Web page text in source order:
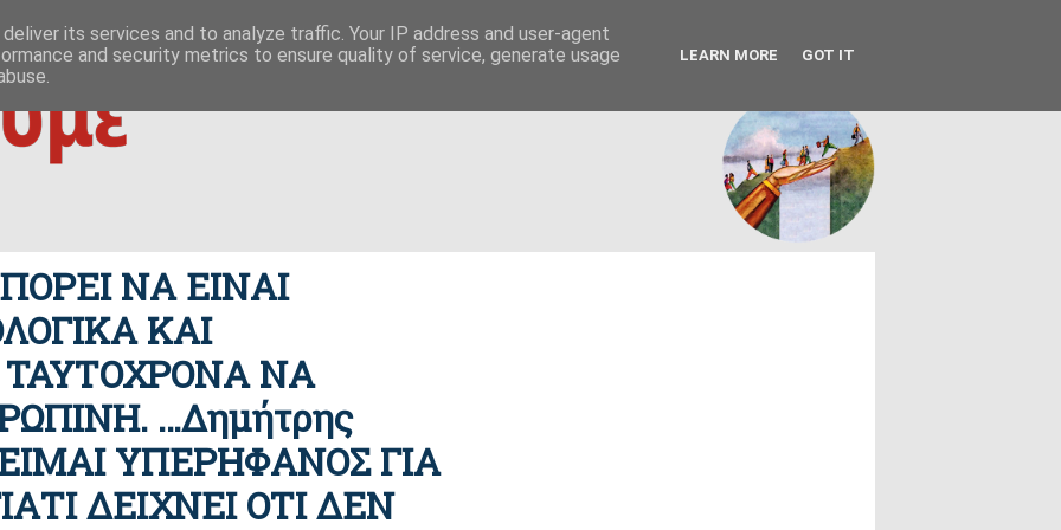
ΟΥΤΩ ΕΥΣΗΜΟΝ ΛΟΓΟΝ ΜΙΚΡΟΚΟΣΜΟΙ ΦΙΛΙΚΕΣ ΣΕΛΙΔΕΣ FACEBOOK
της οικονομίας|δημοκρατία / συμβουλιακές βάσεις σχέσεων θεσμών - κοινωνίας
ΝΑ ΕΙΝΑΙ
ΚΑΙ
ΤΑΥΤΟΧΡΟΝΑ ΝΑ
…Δημήτρης
ΕΙΜΑΙ ΥΠΕΡΗΦΑΝΟΣ ΓΙΑ
ΔΕΙΧΝΕΙ ΟΤΙ ΔΕΝ
its services and to analyze traffic. Your IP address and user-agent
and security metrics to ensure quality of service, generate usage
LEARN MORE GOT IT